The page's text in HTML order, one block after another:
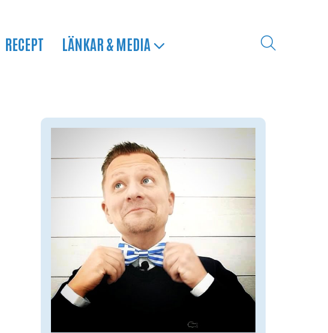
RECEPT LÄNKAR & MEDIA